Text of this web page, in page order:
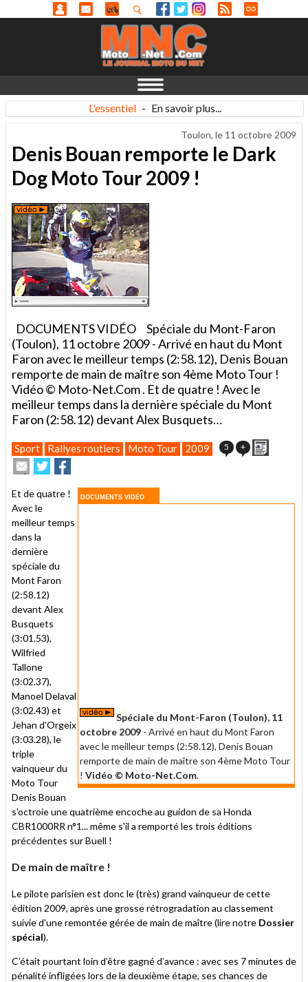
L'essentiel - En savoir plus...
Toulon, le 11 octobre 2009
Denis Bouan remporte le Dark
Dog Moto Tour 2009 !
DOCUMENTS VIDÉO Spéciale du Mont-Faron
(Toulon), 11 octobre 2009 - Arrivé en haut du Mont
Faron avec le meilleur temps (2:58.12), Denis Bouan
remporte de main de maître son 4ème Moto Tour !
Vidéo © Moto-Net.Com . Et de quatre ! Avec le
meilleur temps dans la dernière spéciale du Mont
Faron (2:58.12) devant Alex Busquets…
Sport Rallyes routiers Moto Tour 2009 5 +
Envoyer
cet
à
un
ami
Partager
sur
sur
Facebook
DOCUMENTS VIDÉO
Spéciale du Mont-Faron (Toulon), 11
octobre 2009 - Arrivé en haut du Mont Faron
avec le meilleur temps (2:58.12), Denis Bouan
remporte de main de maître son 4ème Moto Tour
! Vidéo © Moto-Net.Com.
Et de quatre !
Avec le
meilleur temps
dans la
dernière
spéciale du
Mont Faron
(2:58.12)
devant Alex
Busquets
(3:01.53),
Wilfried
Tallone
(3:02.37),
Manoel Delaval
(3:02.43) et
Jehan d'Orgeix
(3:03.28), le
triple
vainqueur du
Moto Tour
Denis Bouan
s'octroie une quatrième encoche au guidon de sa Honda
CBR1000RR n°1... même s'il a remporté les trois éditions
précédentes sur Buell !
De main de maître !
Le pilote parisien est donc le (très) grand vainqueur de cette
édition 2009, après une grosse rétrogradation au classement
suivie d'une remontée gérée de main de maître (lire notre Dossier
spécial).
C’était pourtant loin d’être gagné d’avance : avec ses 7 minutes de
pénalité infligées lors de la deuxième étape, ses chances de